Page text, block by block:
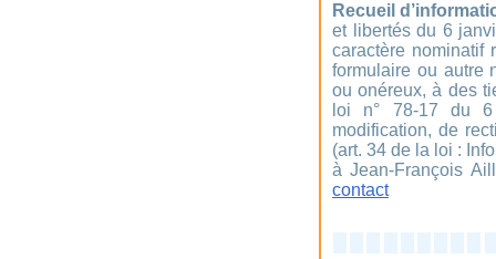
Recueil
et libertés du 6
caractère nominatif
formulaire ou autre
ou onéreux, à des
loi n° 78-17 du 6
modification, de
(art. 34 de la loi :
à Jean-François
contact